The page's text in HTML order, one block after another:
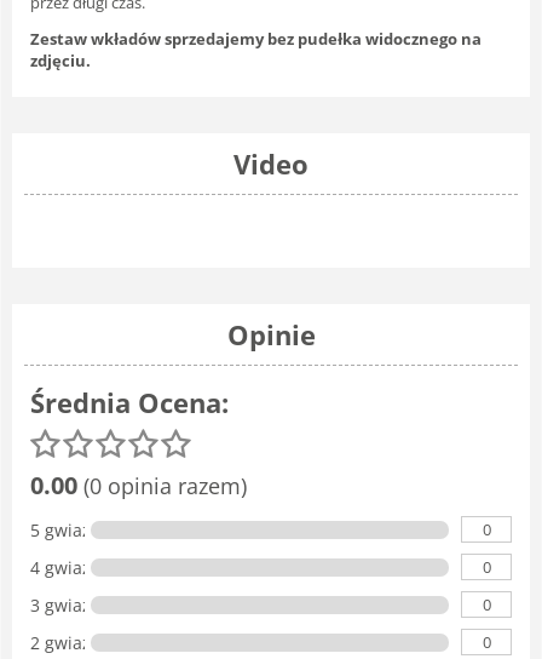
Zestaw wkładów sprzedajemy bez pudełka widocznego na
zdjęciu.
Video
Opinie
Średnia Ocena:
0.00 (0 opinia razem)
5 gwiazdka 0
4 gwiazdki 0
3 gwiazdki 0
2 gwiazdki 0